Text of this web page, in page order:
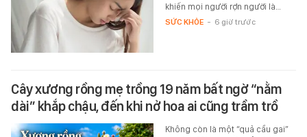
khiến mọi người rợn người là…
SỨC KHỎE - 6 giờ trước
Cây xương rồng mẹ trồng 19 năm bất ngờ “nằm
dài” khắp chậu, đến khi nở hoa ai cũng trầm trồ
Không còn là một “quả cầu gai”